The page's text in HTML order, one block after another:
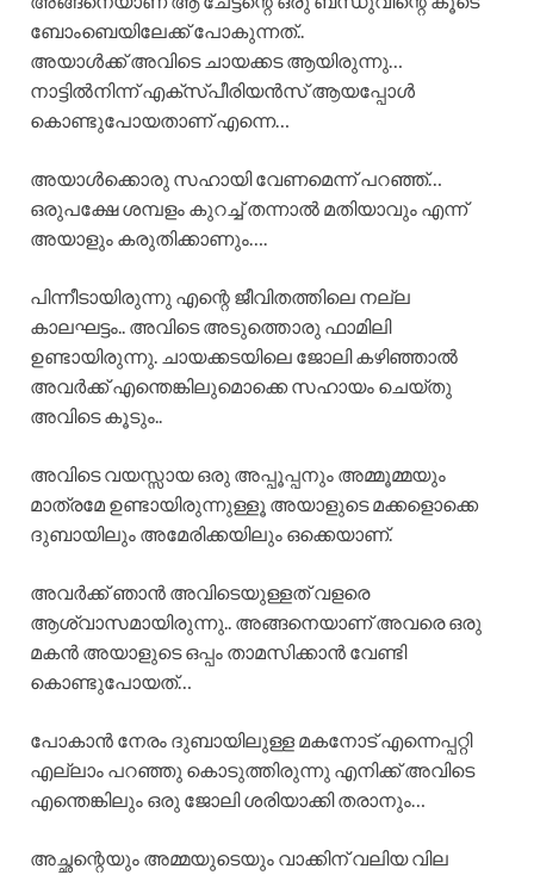
ബോംബെയിലേക്ക് പോകുന്നത്..
അയാൾക്ക് അവിടെ ചായക്കട ആയിരുന്നു…
നാട്ടിൽനിന്ന് എക്സ്പീരിയൻസ് ആയപ്പോൾ
കൊണ്ടുപോയതാണ് എന്നെ…
അയാൾക്കൊരു സഹായി വേണമെന്ന് പറഞ്ഞ്…
ഒരുപക്ഷേ ശമ്പളം കുറച്ച് തന്നാൽ മതിയാവും എന്ന്
അയാളും കരുതിക്കാണും….
പിന്നീടായിരുന്നു എന്റെ ജീവിതത്തിലെ നല്ല
കാലഘട്ടം.. അവിടെ അടുത്തൊരു ഫാമിലി
ഉണ്ടായിരുന്നു. ചായക്കടയിലെ ജോലി കഴിഞ്ഞാൽ
അവർക്ക് എന്തെങ്കിലുമൊക്കെ സഹായം ചെയ്തു
അവിടെ കൂടും..
അവിടെ വയസ്സായ ഒരു അപ്പൂപ്പനും അമ്മൂമ്മയും
മാത്രമേ ഉണ്ടായിരുന്നുള്ളൂ അയാളുടെ മക്കളൊക്കെ
ദുബായിലും അമേരിക്കയിലും ഒക്കെയാണ്.
അവർക്ക് ഞാൻ അവിടെയുള്ളത് വളരെ
ആശ്വാസമായിരുന്നു.. അങ്ങനെയാണ് അവരെ ഒരു
മകൻ അയാളുടെ ഒപ്പം താമസിക്കാൻ വേണ്ടി
കൊണ്ടുപോയത്…
പോകാൻ നേരം ദുബായിലുള്ള മകനോട് എന്നെപ്പറ്റി
എല്ലാം പറഞ്ഞു കൊടുത്തിരുന്നു എനിക്ക് അവിടെ
എന്തെങ്കിലും ഒരു ജോലി ശരിയാക്കി തരാനും…
അച്ഛന്റെയും അമ്മയുടെയും വാക്കിന് വലിയ വില